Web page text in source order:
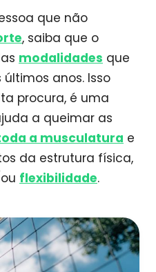
que não
, saiba que o
modalidades que
anos. Isso
procura, é uma
a queimar as
a musculatura e
da estrutura física,
flexibilidade.